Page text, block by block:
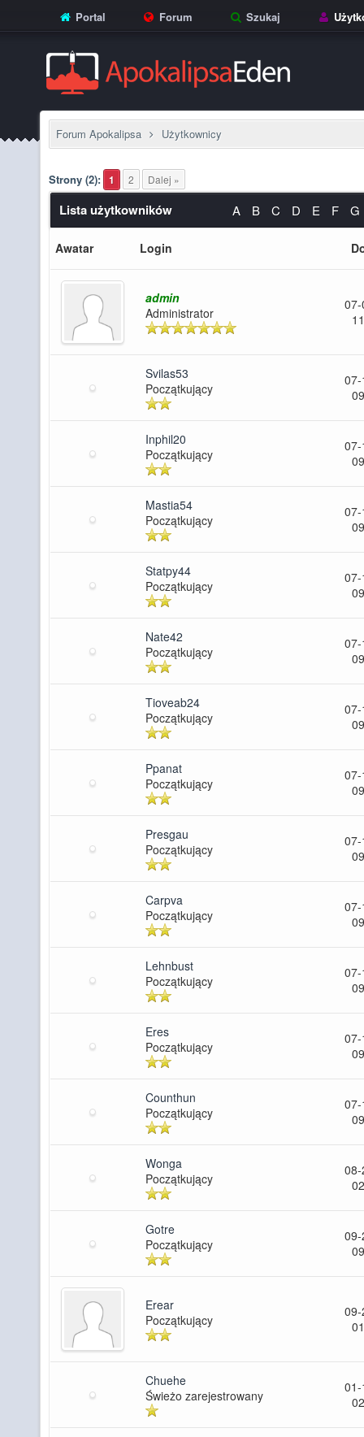
Portal Forum Szukaj
Forum Apokalipsa Użytkownicy
Strony (2): 1 2 Dalej »
A B C D E F G
Lista użytkowników
Awatar Login
admin
Administrator
Svilas53
Początkujący
Inphil20
Początkujący
Mastia54
Początkujący
Statpy44
Początkujący
Nate42
Początkujący
Tioveab24
Początkujący
Ppanat
Początkujący
Presgau
Początkujący
Carpva
Początkujący
Lehnbust
Początkujący
Eres
Początkujący
Counthun
Początkujący
Wonga
Początkujący
Gotre
Początkujący
Erear
Początkujący
Chuehe
Świeżo zarejestrowany